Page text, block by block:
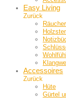
Easy Living
Zurück
Accessoires
Zurück
Hüte
Gürtel